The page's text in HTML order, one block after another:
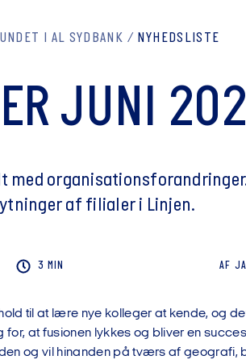
I AL SYDBANK NYHEDSLISTE
JUNI
med
af filialer i Linjen.
3 MIN AF
til at lære nye kolleger at kende, og
for, at fusionen lykkes og bliver en
og vil hinanden på tværs af geografi,